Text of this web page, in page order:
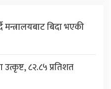
मन्त्रालयबाट बिदा भएकी
८२.८५ प्रतिशत